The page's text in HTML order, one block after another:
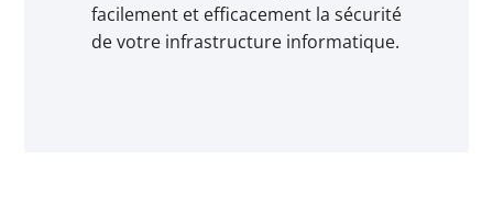
facilement et efficacement la sécurité
de votre infrastructure informatique.​